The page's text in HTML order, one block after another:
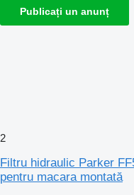
Publicați un anunț
2
Filtru hidraulic Parker
pentru macara montată